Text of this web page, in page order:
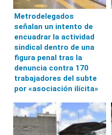
Metrodelegados
señalan un intento de
encuadrar la actividad
sindical dentro de una
figura penal tras la
denuncia contra 170
trabajadores del subte
por «asociación ilícita»